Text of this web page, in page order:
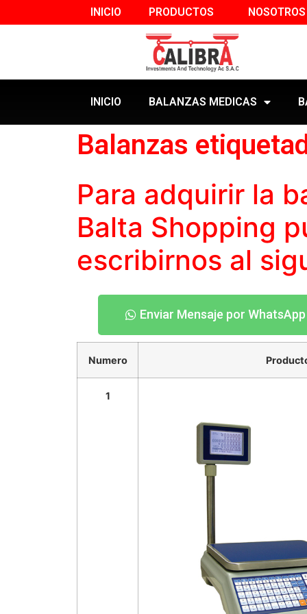
INICIO PRODUCTOS NOSOTROS
INICIO BALANZAS MEDICAS
Balanzas
Para adquirir la
Balta Shopping
escribirnos al
Enviar Mensaje por WhatsApp
Numero
1